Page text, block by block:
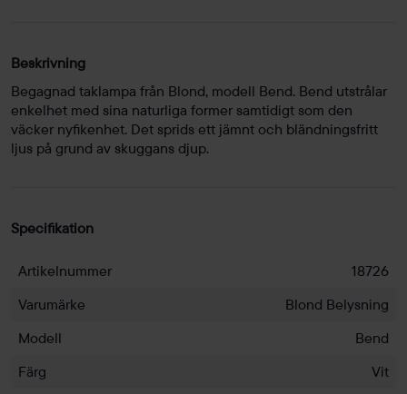
Beskrivning
Begagnad taklampa från Blond, modell Bend. Bend utstrålar
enkelhet med sina naturliga former samtidigt som den
väcker nyfikenhet. Det sprids ett jämnt och bländningsfritt
ljus på grund av skuggans djup.
Specifikation
Artikelnummer
18726
Varumärke
Blond Belysning
Modell
Bend
Färg
Vit